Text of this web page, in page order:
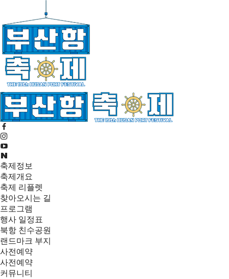
축제정보
축제개요
축제 리플렛
찾아오시는 길
프로그램
행사 일정표
북항 친수공원
랜드마크 부지
사전예약
사전예약
커뮤니티